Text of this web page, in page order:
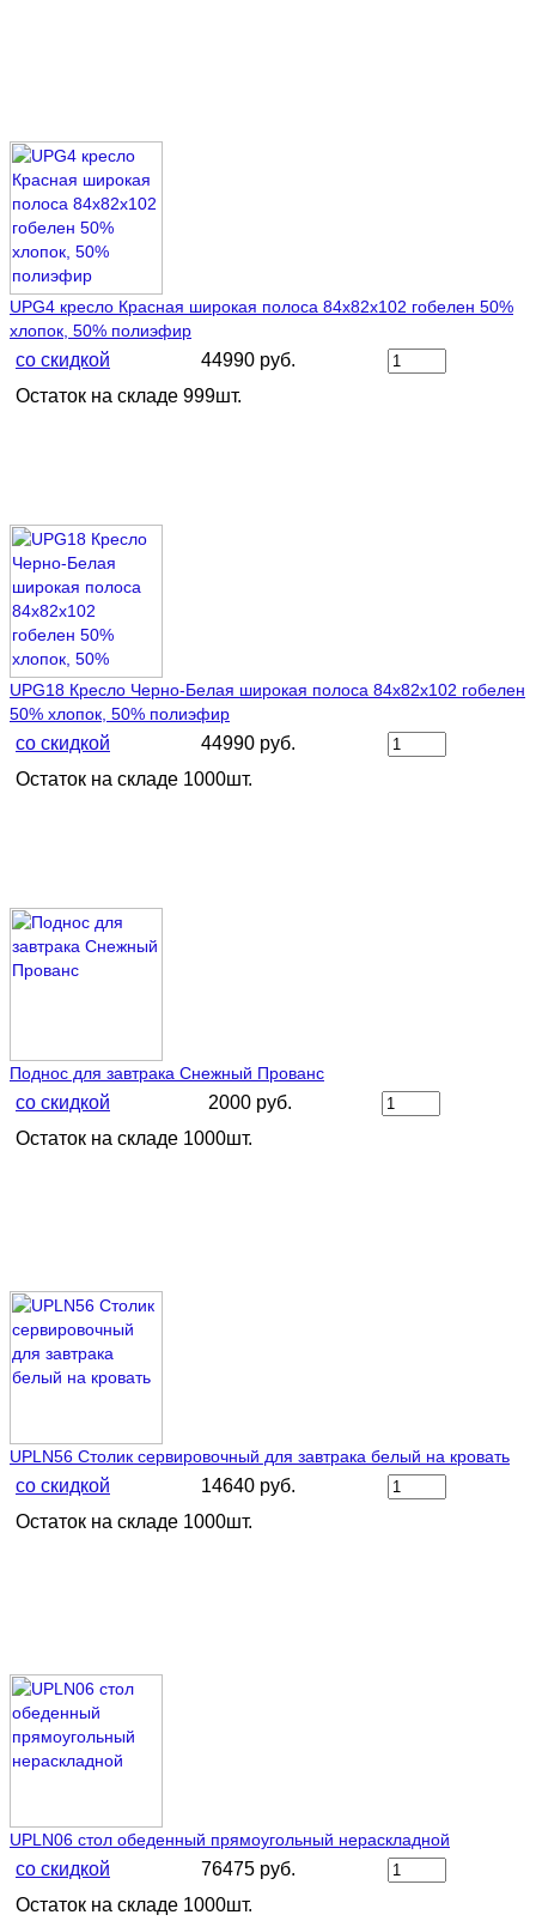
UPG4 кресло Красная широкая полоса 84х82х102 гобелен 50%
хлопок, 50% полиэфир
со скидкой
44990 руб.
Остаток на складе 999шт.
UPG18 Кресло Черно-Белая широкая полоса 84х82х102 гобелен
50% хлопок, 50% полиэфир
со скидкой
44990 руб.
Остаток на складе 1000шт.
Поднос для завтрака Снежный Прованс
со скидкой
2000 руб.
Остаток на складе 1000шт.
UPLN56 Столик сервировочный для завтрака белый на кровать
со скидкой
14640 руб.
Остаток на складе 1000шт.
UPLN06 стол обеденный прямоугольный нераскладной
со скидкой
76475 руб.
Остаток на складе 1000шт.